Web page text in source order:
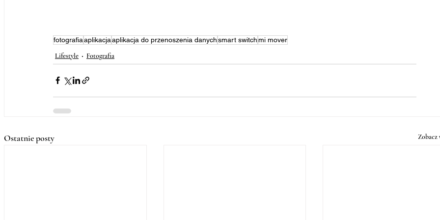
fotografiaaplikacjaaplikacja do przenoszenia danychsmart switchmi mover
Lifestyle Fotografia
Ostatnie posty Zobacz